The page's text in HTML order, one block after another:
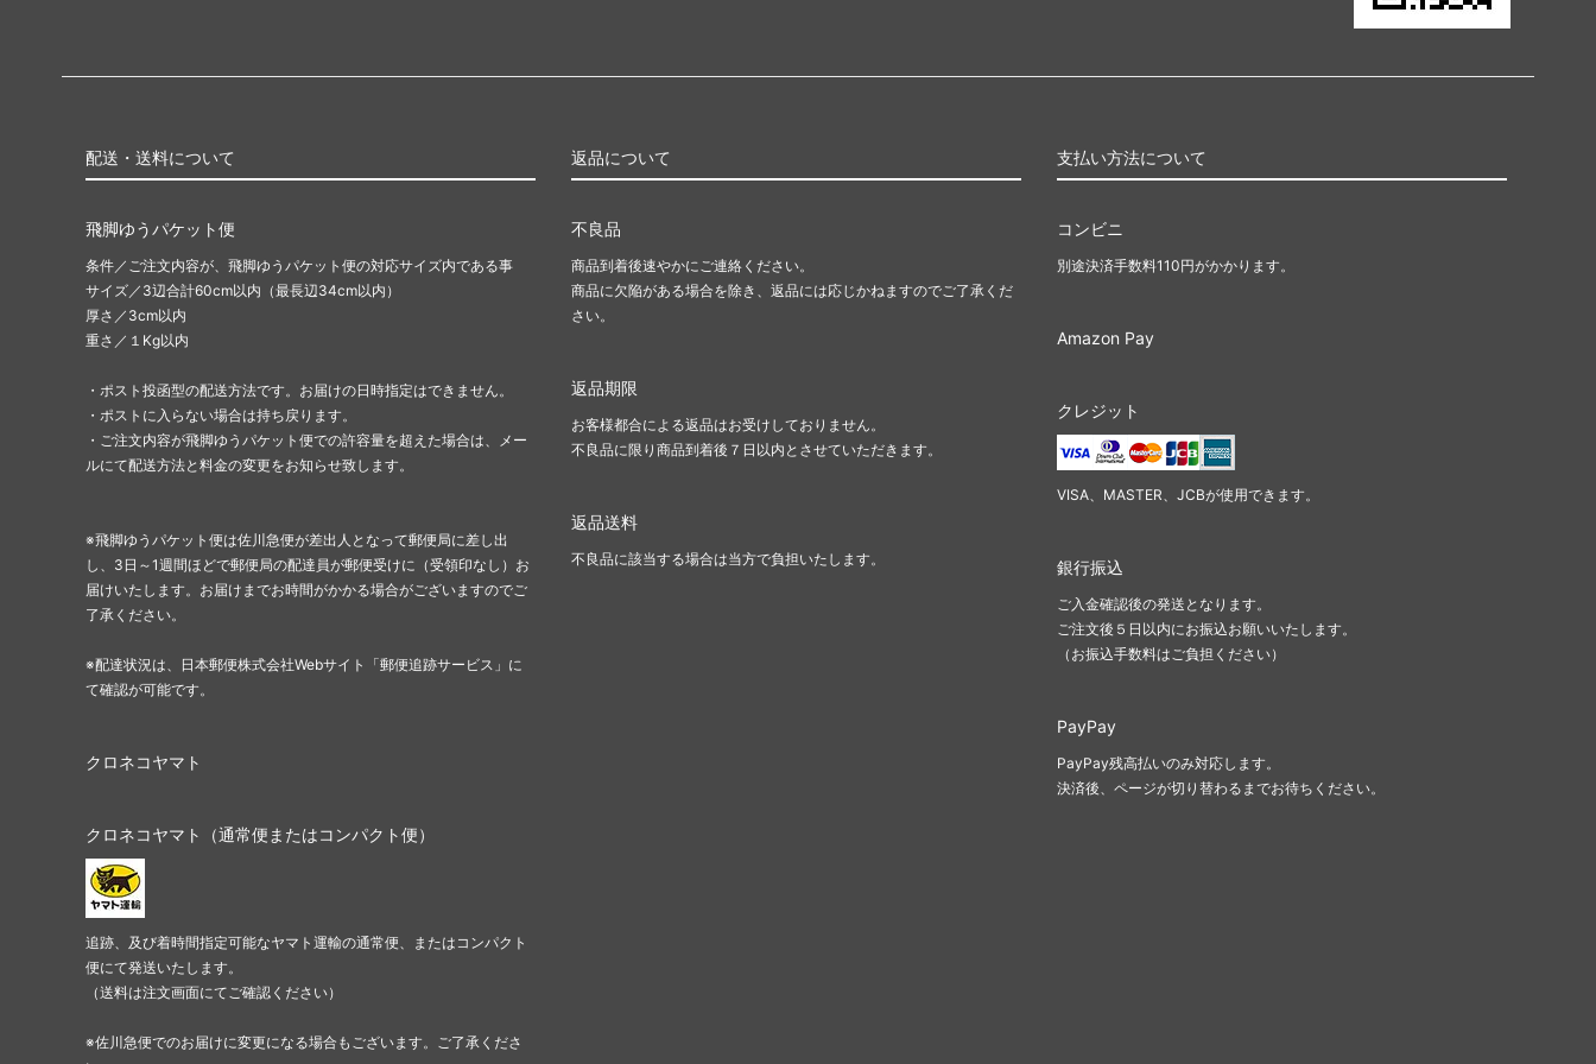
配送・送料について
飛脚ゆうパケット便
条件／ご注文内容が、飛脚ゆうパケット便の対応サイズ内である事
サイズ／3辺合計60cm以内（最長辺34cm以内）
厚さ／3cm以内
重さ／１Kg以内
・ポスト投函型の配送方法です。お届けの日時指定はできません。
・ポストに入らない場合は持ち戻ります。
・ご注文内容が飛脚ゆうパケット便での許容量を超えた場合は、メー
ルにて配送方法と料金の変更をお知らせ致します。
※飛脚ゆうパケット便は佐川急便が差出人となって郵便局に差し出
し、3日～1週間ほどで郵便局の配達員が郵便受けに（受領印なし）お
届けいたします。お届けまでお時間がかかる場合がございますのでご
了承ください。
※配達状況は、日本郵便株式会社Webサイト「郵便追跡サービス」に
て確認が可能です。
クロネコヤマト
クロネコヤマト（通常便またはコンパクト便）
追跡、及び着時間指定可能なヤマト運輸の通常便、またはコンパクト
便にて発送いたします。
（送料は注文画面にてご確認ください）
※佐川急便でのお届けに変更になる場合もございます。ご了承くださ
返品について
不良品
商品到着後速やかにご連絡ください。
商品に欠陥がある場合を除き、返品には応じかねますのでご了承くだ
さい。
返品期限
お客様都合による返品はお受けしておりません。
不良品に限り商品到着後７日以内とさせていただきます。
返品送料
不良品に該当する場合は当方で負担いたします。
支払い方法について
コンビニ
別途決済手数料110円がかかります。
Amazon Pay
クレジット
VISA、MASTER、JCBが使用できます。
銀行振込
ご入金確認後の発送となります。
ご注文後５日以内にお振込お願いいたします。
（お振込手数料はご負担ください）
PayPay
PayPay残高払いのみ対応します。
決済後、ページが切り替わるまでお待ちください。